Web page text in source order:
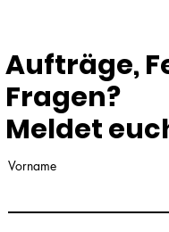
Aufträge,
Fragen?
Meldet
Vorname